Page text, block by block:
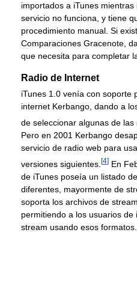
importados a iTunes
servicio no funciona, y tiene
procedimiento manual. Si
Comparaciones Gracenote,
que necesita para completar
Radio de Internet
iTunes 1.0 venía con soporte
internet Kerbango, dando a
de seleccionar algunas de las
Pero en 2001 Kerbango
servicio de radio web para
versiones siguientes. [4] En
de iTunes poseía un listado
diferentes, mayormente de
soporta los archivos de
permitiendo a los usuarios
stream usando esos formatos.